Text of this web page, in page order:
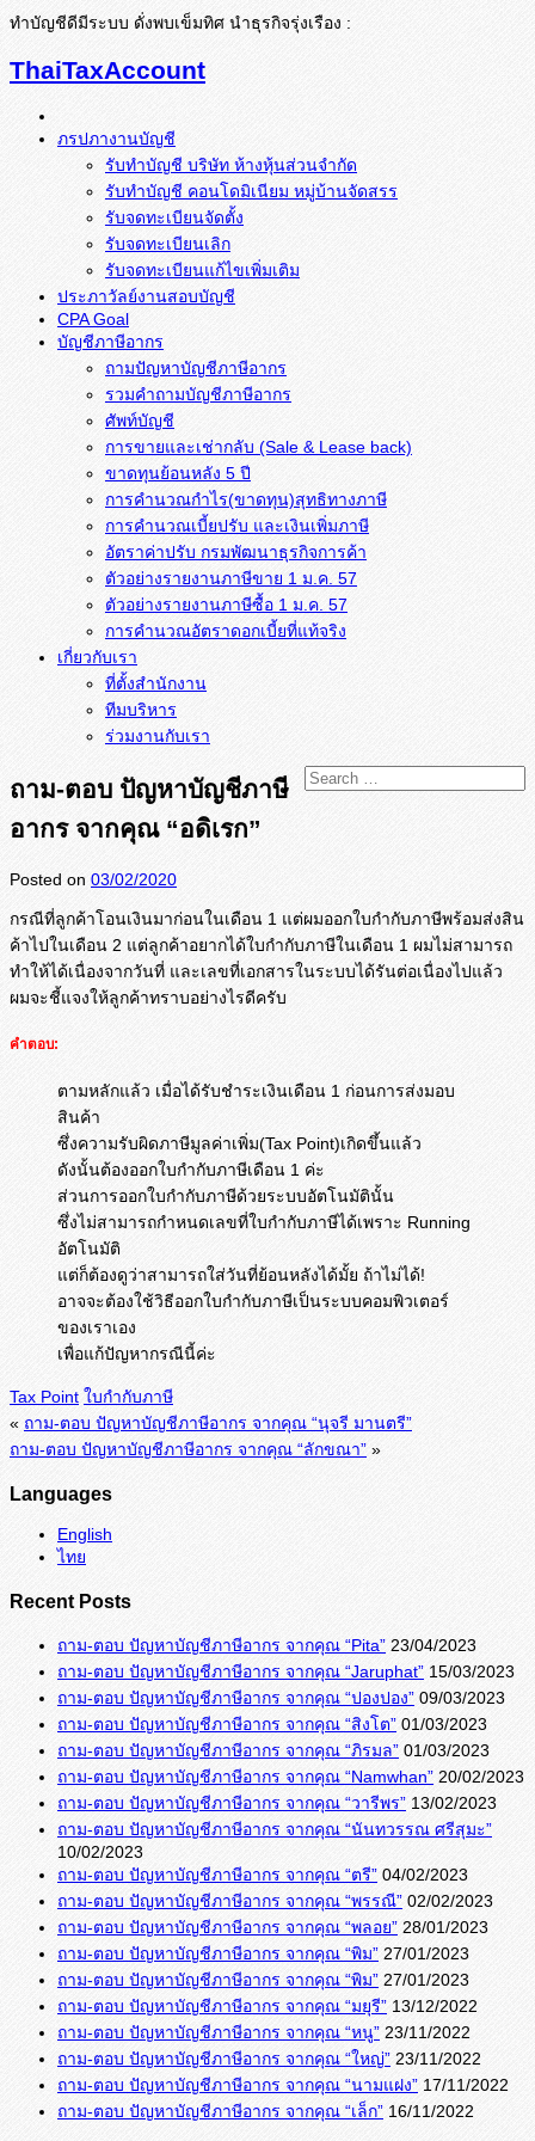
ทำบัญชีดีมีระบบ ดั่งพบเข็มทิศ นำธุรกิจรุ่งเรือง :
ThaiTaxAccount
ภรปภางานบัญชี
รับทำบัญชี บริษัท ห้างหุ้นส่วนจำกัด
รับทำบัญชี คอนโดมิเนียม หมู่บ้านจัดสรร
รับจดทะเบียนจัดตั้ง
รับจดทะเบียนเลิก
รับจดทะเบียนแก้ไขเพิ่มเติม
ประภาวัลย์งานสอบบัญชี
CPA Goal
บัญชีภาษีอากร
ถามปัญหาบัญชีภาษีอากร
รวมคำถามบัญชีภาษีอากร
ศัพท์บัญชี
การขายและเช่ากลับ (Sale & Lease back)
ขาดทุนย้อนหลัง 5 ปี
การคำนวณกำไร(ขาดทุน)สุทธิทางภาษี
การคำนวณเบี้ยปรับ และเงินเพิ่มภาษี
อัตราค่าปรับ กรมพัฒนาธุรกิจการค้า
ตัวอย่างรายงานภาษีขาย 1 ม.ค. 57
การคำนวณอัตราดอกเบี้ยที่แท้จริง
เกี่ยวกับเรา
ที่ตั้งสำนักงาน
ทีมบริหาร
ร่วมงานกับเรา
ถาม-ตอบ ปัญหาบัญชีภาษี
อากร จากคุณ “อดิเรก”
Posted on 03/02/2020
กรณีที่ลูกค้าโอนเงินมาก่อนในเดือน 1 แต่ผมออกใบกำกับภาษีพร้อมส่งสิน
ค้าไปในเดือน 2 แต่ลูกค้าอยากได้ใบกำกับภาษีในเดือน 1 ผมไม่สามารถ
ทำให้ได้เนื่องจากวันที่ และเลขที่เอกสารในระบบได้รันต่อเนื่องไปแล้ว
ผมจะชี้แจงให้ลูกค้าทราบอย่างไรดีครับ
คำตอบ:
ตามหลักแล้ว เมื่อได้รับชำระเงินเดือน 1 ก่อนการส่งมอบ
สินค้า
ซึ่งความรับผิดภาษีมูลค่าเพิ่ม(Tax Point)เกิดขึ้นแล้ว
ดังนั้นต้องออกใบกำกับภาษีเดือน 1 ค่ะ
ส่วนการออกใบกำกับภาษีด้วยระบบอัตโนมัตินั้น
ซึ่งไม่สามารถกำหนดเลขที่ใบกำกับภาษีได้เพราะ Running
อัตโนมัติ
แต่ก็ต้องดูว่าสามารถใส่วันที่ย้อนหลังได้มั้ย ถ้าไม่ได้!
อาจจะต้องใช้วิธีออกใบกำกับภาษีเป็นระบบคอมพิวเตอร์
ของเราเอง
เพื่อแก้ปัญหากรณีนี้ค่ะ
Tax Point ใบกำกับภาษี
« ถาม-ตอบ ปัญหาบัญชีภาษีอากร จากคุณ “นุจรี มานตรี”
ถาม-ตอบ ปัญหาบัญชีภาษีอากร จากคุณ “ลักขณา” »
Languages
English
ไทย
Recent Posts
ถาม-ตอบ ปัญหาบัญชีภาษีอากร จากคุณ “Pita” 23/04/2023
ถาม-ตอบ ปัญหาบัญชีภาษีอากร จากคุณ “Jaruphat” 15/03/2023
ถาม-ตอบ ปัญหาบัญชีภาษีอากร จากคุณ “ปองปอง” 09/03/2023
ถาม-ตอบ ปัญหาบัญชีภาษีอากร จากคุณ “สิงโต” 01/03/2023
ถาม-ตอบ ปัญหาบัญชีภาษีอากร จากคุณ “ภิรมล” 01/03/2023
ถาม-ตอบ ปัญหาบัญชีภาษีอากร จากคุณ “Namwhan” 20/02/2023
ถาม-ตอบ ปัญหาบัญชีภาษีอากร จากคุณ “วารีพร” 13/02/2023
ถาม-ตอบ ปัญหาบัญชีภาษีอากร จากคุณ “นันทวรรณ ศรีสุมะ”
10/02/2023
ถาม-ตอบ ปัญหาบัญชีภาษีอากร จากคุณ “ตรี” 04/02/2023
ถาม-ตอบ ปัญหาบัญชีภาษีอากร จากคุณ “พรรณี” 02/02/2023
ถาม-ตอบ ปัญหาบัญชีภาษีอากร จากคุณ “พลอย” 28/01/2023
ถาม-ตอบ ปัญหาบัญชีภาษีอากร จากคุณ “พิม” 27/01/2023
ถาม-ตอบ ปัญหาบัญชีภาษีอากร จากคุณ “พิม” 27/01/2023
ถาม-ตอบ ปัญหาบัญชีภาษีอากร จากคุณ “มยุรี” 13/12/2022
ถาม-ตอบ ปัญหาบัญชีภาษีอากร จากคุณ “หนู” 23/11/2022
ถาม-ตอบ ปัญหาบัญชีภาษีอากร จากคุณ “ใหญ่” 23/11/2022
ถาม-ตอบ ปัญหาบัญชีภาษีอากร จากคุณ “นามแฝง” 17/11/2022
ถาม-ตอบ ปัญหาบัญชีภาษีอากร จากคุณ “เล็ก” 16/11/2022